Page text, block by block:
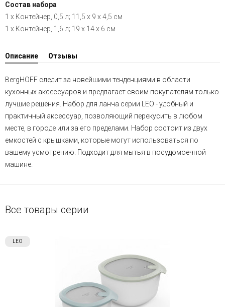
Состав набора
1 х Контейнер, 0,5 л; 11,5 х 9 х 4,5 см
1 х Контейнер, 1,6 л; 19 х 14 х 6 см
Описание Отзывы
BergHOFF следит за новейшими тенденциями в области
кухонных аксессуаров и предлагает своим покупателям только
лучшие решения. Набор для ланча серии LEO - удобный и
практичный аксессуар, позволяющий перекусить в любом
месте, в городе или за его пределами. Набор состоит из двух
емкостей с крышками, которые могут использоваться по
вашему усмотрению. Подходит для мытья в посудомоечной
машине.
Все товары серии
LEO